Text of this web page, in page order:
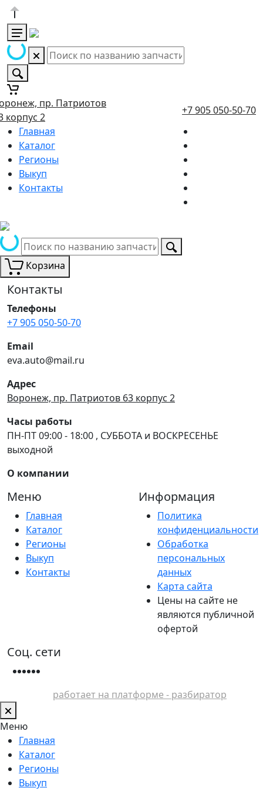
пр. Патриотов
корпус 2
+7 905 050-50-70
Главная
Каталог
Регионы
Выкуп
Контакты
Корзина
Контакты
Телефоны
+7 905 050-50-70
Email
eva.auto@mail.ru
Адрес
Воронеж, пр. Патриотов 63 корпус 2
Часы работы
ПН-ПТ 09:00 - 18:00 , СУББОТА и ВОСКРЕСЕНЬЕ
выходной
О компании
Меню
Главная
Каталог
Регионы
Выкуп
Контакты
Информация
Политика
конфиденциальности
Обработка
персональных
данных
Карта сайта
Цены на сайте не
являются публичной
офертой
Соц. сети
работает на платформе - разбиратор
Меню
Главная
Каталог
Регионы
Выкуп